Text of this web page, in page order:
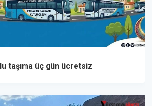
taşıma üç gün ücretsiz